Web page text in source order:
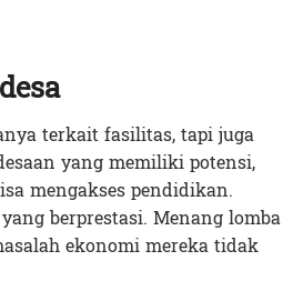
terkait fasilitas, tapi juga
yang memiliki potensi,
mengakses pendidikan.
berprestasi. Menang lomba
ekonomi mereka tidak